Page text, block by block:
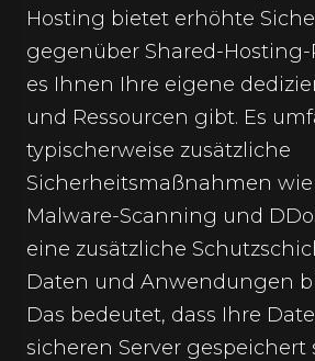
Hosting bietet erhöhte
gegenüber Shared-
es Ihnen Ihre eigene
und Ressourcen gibt. Es
typischerweise zusätzliche
Sicherheitsmaßnahmen wie
Malware-Scanning und
eine zusätzliche
Daten und Anwendungen
Das bedeutet, dass Ihre
sicheren Server